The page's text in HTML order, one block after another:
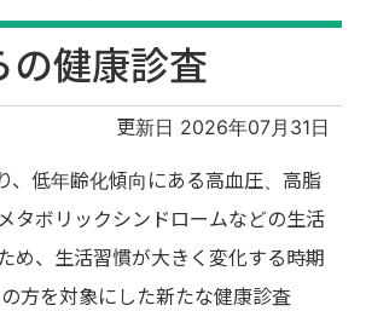
健康診査
更新日 2026年07月31日
、低年齢化傾向にある高血圧、高脂
タボリックシンドロームなどの生活
め、生活習慣が大きく変化する時期
方を対象にした新たな健康診査